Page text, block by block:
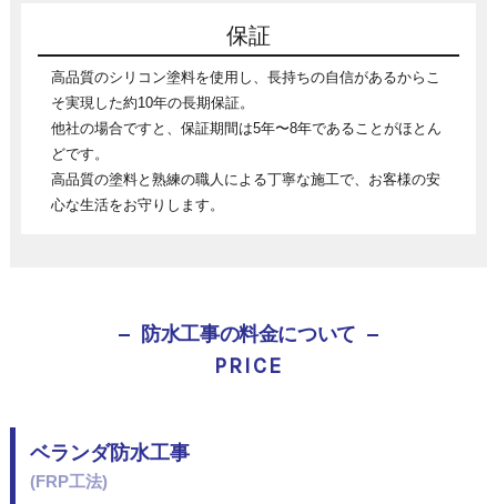
保証
高品質のシリコン塗料を使用し、長持ちの自信があるからこ
そ実現した約10年の長期保証。
他社の場合ですと、保証期間は5年〜8年であることがほとん
どです。
高品質の塗料と熟練の職人による丁寧な施工で、お客様の安
心な生活をお守りします。
防水工事の料金について
PRICE
ベランダ防水工事
(FRP工法)